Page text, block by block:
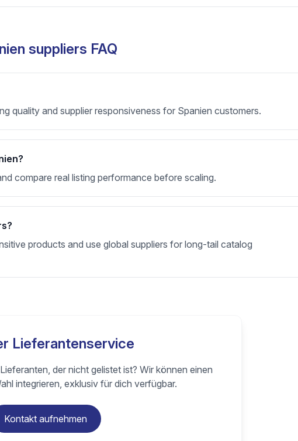
suppliers FAQ
quality and supplier responsiveness for Spanien customers.
compare real listing performance before scaling.
products and use global suppliers for long-tail catalog
Lieferantenservice
der nicht gelistet ist? Wir können einen
integrieren, exklusiv für dich verfügbar.
Kontakt aufnehmen